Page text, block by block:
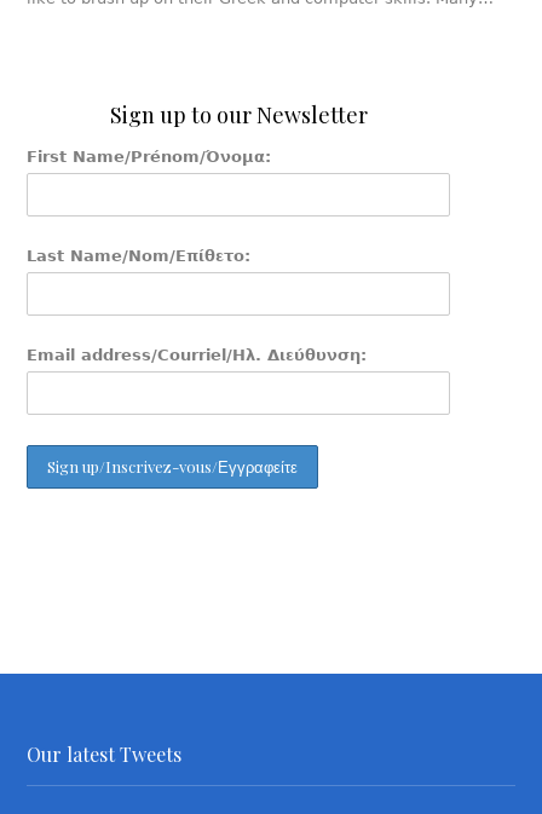
Sign up to our Newsletter
First Name/Prénom/Όνομα:
Last Name/Nom/Επίθετο:
Email address/Courriel/Ηλ. Διεύθυνση:
Our latest Tweets